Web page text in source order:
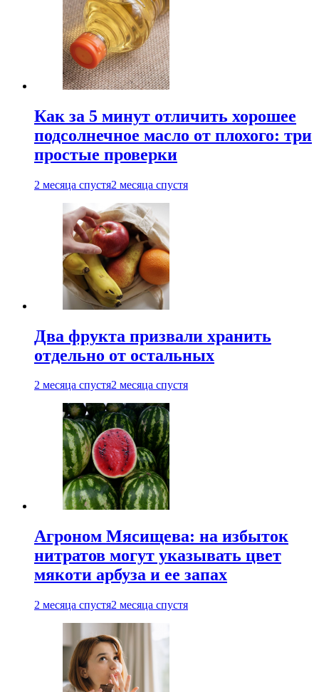
Как за 5 минут отличить хорошее
подсолнечное масло от плохого: три
простые проверки
2 месяца спустя2 месяца спустя
Два фрукта призвали хранить
отдельно от остальных
2 месяца спустя2 месяца спустя
Агроном Мясищева: на избыток
нитратов могут указывать цвет
мякоти арбуза и ее запах
2 месяца спустя2 месяца спустя